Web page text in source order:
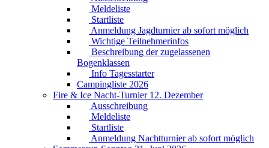
Meldeliste
Startliste
Anmeldung Jagdturnier ab sofort möglich
Wichtige Teilnehmerinfos
Beschreibung der zugelassenen
Bogenklassen
Info Tagesstarter
Campingliste 2026
Fire & Ice Nacht-Turnier 12. Dezember
Ausschreibung
Meldeliste
Startliste
Anmeldung Nachtturnier ab sofort möglich